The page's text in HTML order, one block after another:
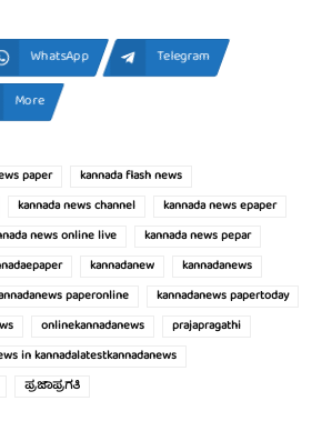
WhatsApp
Telegram
More
paper
kannada flash news
kannada news channel
kannada news epaper
news online live
kannada news pepar
kannadanew
kannadanews
paperonline
kannadanews papertoday
onlinekannadanews
prajapragathi
in kannadalatestkannadanews
ಪ್ರಜಾಪ್ರಗತಿ